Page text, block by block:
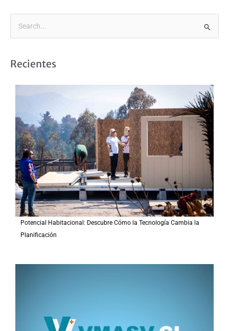
cRecientes
Potencial Habitacional: Descubre Cómo la Tecnología Cambia la
Planificación